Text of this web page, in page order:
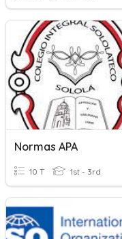
Normas APA
10 T 1st - 3rd